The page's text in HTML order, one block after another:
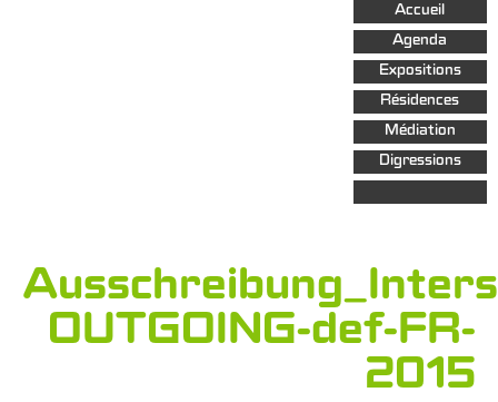
Aller au
contenu
principal
Accueil
Agenda
Expositions
Résidences
Médiation
Digressions
OUTGOING-def-FR-
2015